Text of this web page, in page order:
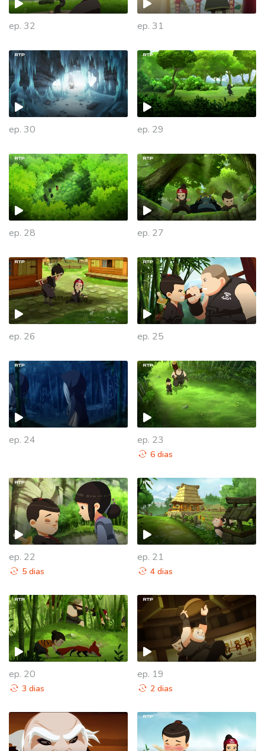
ep. 32 ep. 31
ep. 30 ep. 29
931418
ep. 28 ep. 27
ep. 26 ep. 25
ep. 24 ep. 23
6 dias
ep. 22
5 dias
ep. 21
4 dias
ep. 20
3 dias
ep. 19
2 dias
938963